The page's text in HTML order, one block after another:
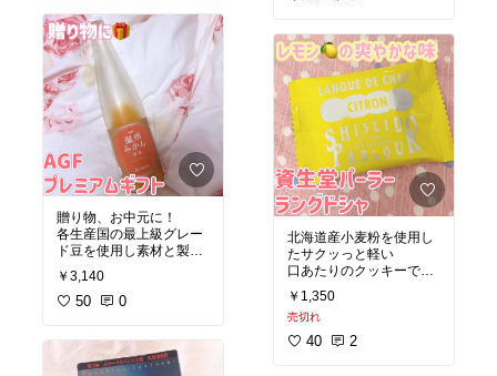
#オリジナル写真
#ギフト
#スイーツ部
#おやつ
#スイーツ
#お土産#チョ
コレート #クッキー #ショ
コラ
贈り物、お中元に！
各生産国の最上級グレー
ド豆を使用し素材と製法
にこだわったプレミアム
アイスコーヒー☕️と、瀬
戸内産の温州みかん🍊を
合わされたギフトセット
です😄
￥3,140
50 0
い😆
#オリジナル写真#自分へ
のご褒美
#おうちカフェ
#洋菓子#焼菓子 #内祝い
手土産#ブルトンヌ
#フィナンシェ#マドレー
ヌ
北海道産小麦粉を使用し
たサクッっと軽い
口あたりのクッキーで、
瀬戸内産レモンのパウダ
ーを
練りこんだホワイトチョ
コレートをサンド🍪
￥1,350
売切れ
40 2